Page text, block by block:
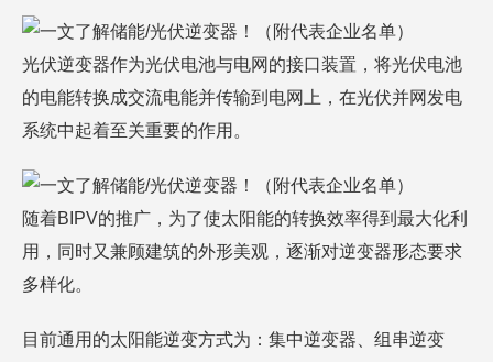
光伏逆变器作为光伏电池与电网的接口装置，将光伏电池
的电能转换成交流电能并传输到电网上，在光伏并网发电
系统中起着至关重要的作用。
随着BIPV的推广，为了使太阳能的转换效率得到最大化利
用，同时又兼顾建筑的外形美观，逐渐对逆变器形态要求
多样化。
目前通用的太阳能逆变方式为：集中逆变器、组串逆变